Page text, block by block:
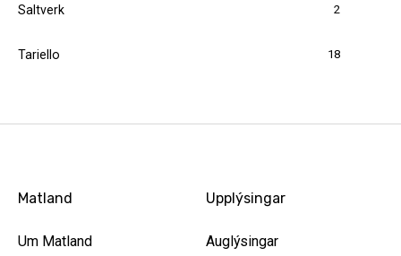
Saltverk 2
Tariello 18
Matland
Um Matland
Upplýsingar
Auglýsingar